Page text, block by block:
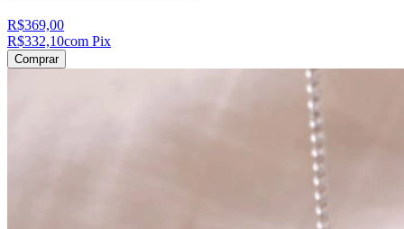
R$369,00
R$332,10com Pix
Comprar